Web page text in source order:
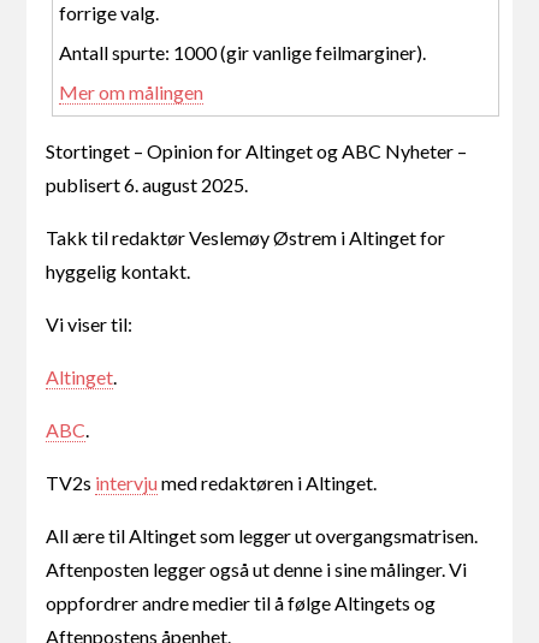
forrige valg.
Antall spurte: 1000 (gir vanlige feilmarginer).
Mer om målingen
Stortinget – Opinion for Altinget og ABC Nyheter –
publisert 6. august 2025.
Takk til redaktør Veslemøy Østrem i Altinget for
hyggelig kontakt.
Vi viser til:
Altinget.
ABC.
TV2s intervjumed redaktøren i Altinget.
All ære til Altinget som legger ut overgangsmatrisen.
Aftenposten legger også ut denne i sine målinger. Vi
oppfordrer andre medier til å følge Altingets og
Aftenpostens åpenhet.